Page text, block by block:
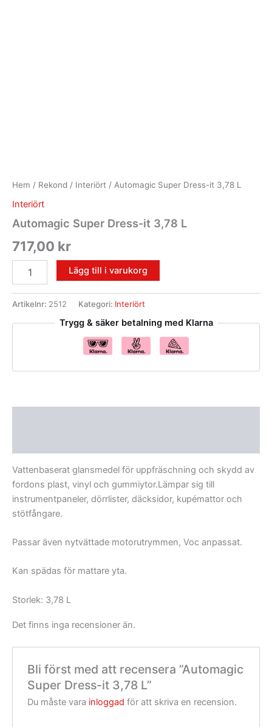
Hem / Rekond / Interiört / Automagic Super Dress-it 3,78 L
Interiört
Automagic Super Dress-it 3,78 L
717,00 kr
Lägg till i varukorg
Artikelnr: 2512 Kategori: Interiört
Trygg & säker betalning med Klarna
Vattenbaserat glansmedel för uppfräschning och skydd av
fordons plast, vinyl och gummiytor.Lämpar sig till
instrumentpaneler, dörrlister, däcksidor, kupémattor och
stötfångare.
Passar även nytvättade motorutrymmen, Voc anpassat.
Kan spädas för mattare yta.
Storlek: 3,78 L
Det finns inga recensioner än.
Bli först med att recensera ”Automagic
Super Dress-it 3,78 L”
Du måste vara inloggad för att skriva en recension.